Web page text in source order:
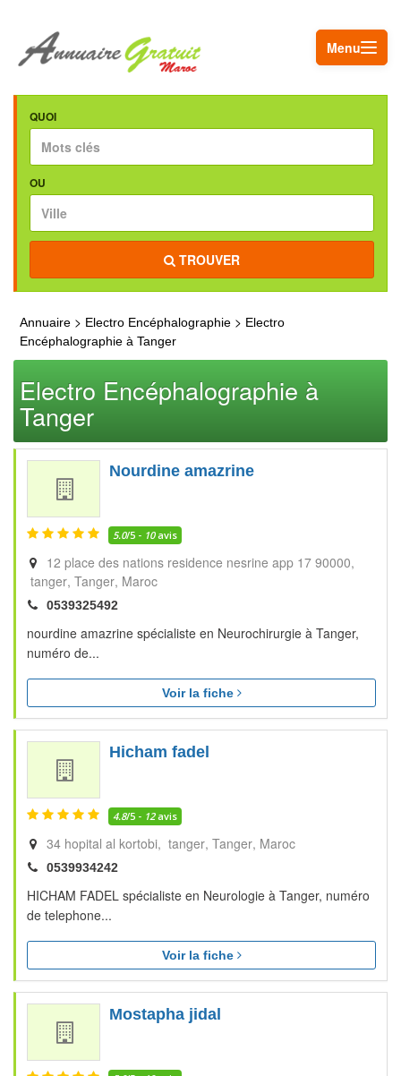
Menu
QUOI
OU
TROUVER
Annuaire > Electro Encéphalographie > Electro
Encéphalographie à Tanger
Electro Encéphalographie à
Tanger
Nourdine amazrine
5.0/5 - 10avis
12 place des nations residence nesrine app 17 90000,
tanger Tanger Maroc
0539325492
nourdine amazrine spécialiste en Neurochirurgie à Tanger,
numéro de...
Voir la fiche
Hicham fadel
4.8/5 - 12avis
34 hopital al kortobi, tanger Tanger Maroc
0539934242
HICHAM FADEL spécialiste en Neurologie à Tanger, numéro
de telephone...
Voir la fiche
Mostapha jidal